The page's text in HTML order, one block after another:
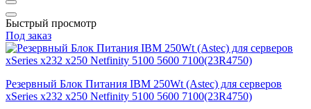
Быстрый просмотр
Под заказ
Резервный Блок Питания IBM 250Wt (Astec) для серверов
xSeries x232 x250 Netfinity 5100 5600 7100(23R4750)